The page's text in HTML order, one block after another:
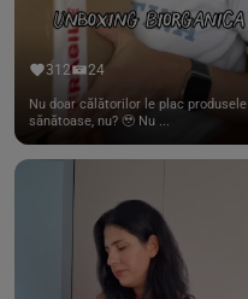
312 24
Nu doar călătorilor le plac produsele
sănătoase, nu? 🥹 Nu ...